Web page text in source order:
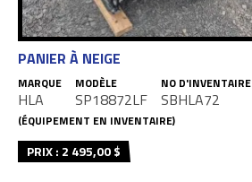
PANIER À NEIGE
MARQUE
HLA
MODÈLE
SP18872LF
NO D'INVENTAIRE
SBHLA72
(ÉQUIPEMENT EN INVENTAIRE)
PRIX : 2 495,00 $